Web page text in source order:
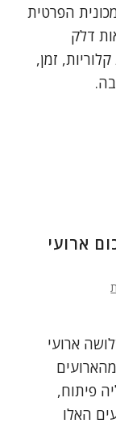
הפרטית
דלק
זמן,
ארועי
2013 נערכו שלושה ארועי
פיתוח,
בארועים האלו